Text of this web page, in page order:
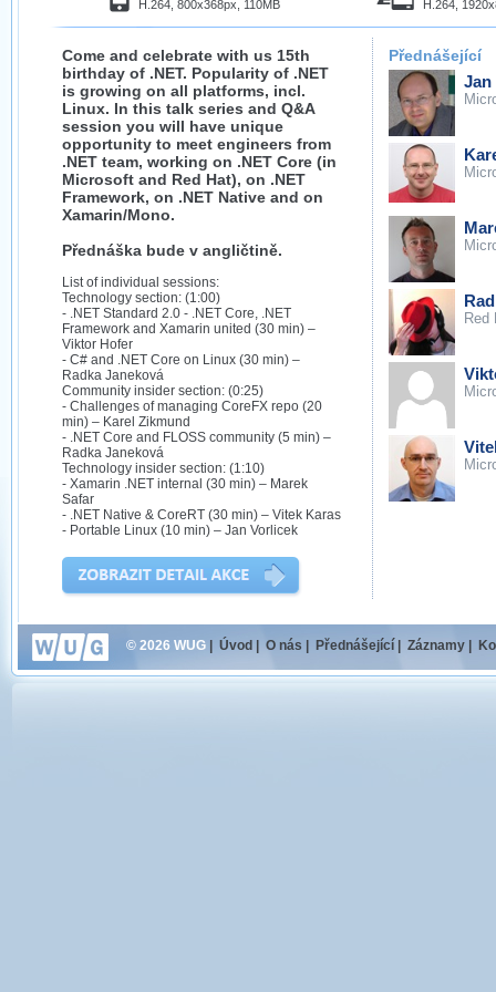
H.264, 800x368px, 110MB H.264,
Come and celebrate with us 15th
birthday of .NET. Popularity of .NET
is growing on all platforms, incl.
Linux. In this talk series and Q&A
session you will have unique
opportunity to meet engineers from
.NET team, working on .NET Core (in
Microsoft and Red Hat), on .NET
Framework, on .NET Native and on
Xamarin/Mono.
Přednáška bude v angličtině.
List of individual sessions:
Technology section: (1:00)
- .NET Standard 2.0 - .NET Core, .NET
Framework and Xamarin united (30 min) –
Viktor Hofer
- C# and .NET Core on Linux (30 min) –
Radka Janeková
Community insider section: (0:25)
- Challenges of managing CoreFX repo (20
min) – Karel Zikmund
- .NET Core and FLOSS community (5 min) –
Radka Janeková
Technology insider section: (1:10)
- Xamarin .NET internal (30 min) – Marek
Safar
- .NET Native & CoreRT (30 min) – Vitek Karas
- Portable Linux (10 min) – Jan Vorlicek
Přednášející
Jan
Red
© 2026 WUG Úvod O nás Přednášející Záznamy